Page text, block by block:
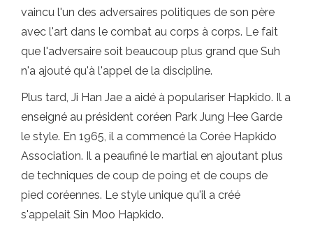
vaincu l'un des adversaires politiques de son père
avec l'art dans le combat au corps à corps. Le fait
que l'adversaire soit beaucoup plus grand que Suh
n'a ajouté qu'à l'appel de la discipline.
Plus tard, Ji Han Jae a aidé à populariser Hapkido. Il a
enseigné au président coréen Park Jung Hee Garde
le style. En 1965, il a commencé la Corée Hapkido
Association. Il a peaufiné le martial en ajoutant plus
de techniques de coup de poing et de coups de
pied coréennes. Le style unique qu'il a créé
s'appelait Sin Moo Hapkido.